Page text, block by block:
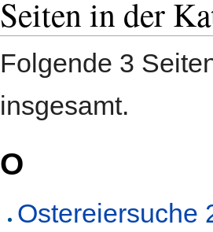
Seiten in der
Folgende 3
insgesamt.
O
Ostereiersuche